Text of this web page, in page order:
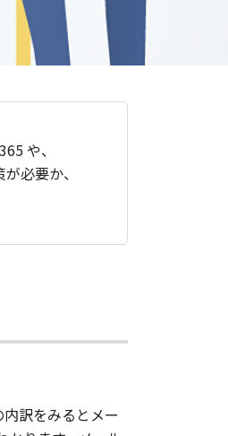
や、
必要か、
訳をみるとメー